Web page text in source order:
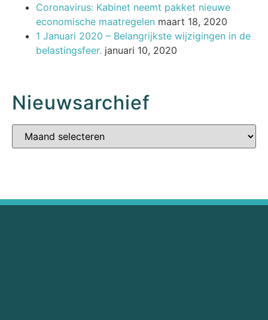
Coronavirus: Kabinet neemt pakket nieuwe
economische maatregelen maart 18, 2020
1 Januari 2020 – Belangrijkste wijzigingen in de
belastingsfeer. januari 10, 2020
Nieuwsarchief